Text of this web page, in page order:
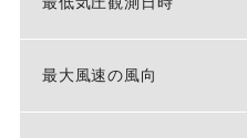
最大風速の風向